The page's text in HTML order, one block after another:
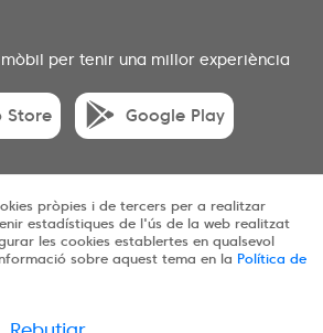
per tenir una millor experiència
Store Google Play
els drets reservats
i condicions
Cookies
pròpies i de tercers per a realitzar
estadístiques de l'ús de la web realitzat
les cookies establertes en qualsevol
sobre aquest tema en la Política de